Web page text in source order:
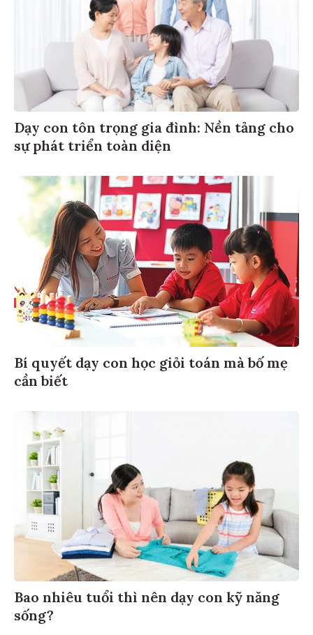
Dạy con tôn trọng gia đình: Nền tảng cho
sự phát triển toàn diện
Bí quyết dạy con học giỏi toán mà bố mẹ
cần biết
Bao nhiêu tuổi thì nên dạy con kỹ năng
sống?